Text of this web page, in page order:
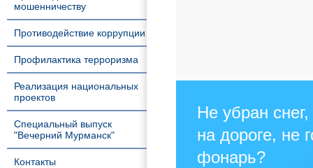
мошенничеству
Противодействие коррупции
Профилактика терроризма
Реализация национальных
проектов
Специальный выпуск
"Вечерний Мурманск"
Контакты
Не убран
на дороге, не
фонарь?